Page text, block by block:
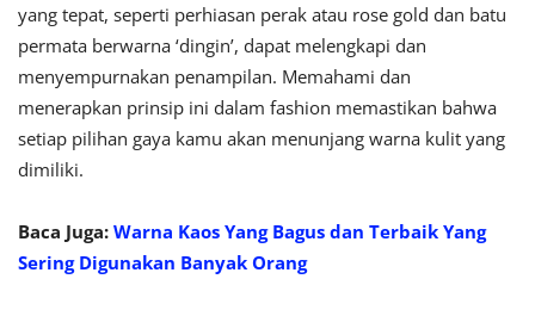
yang tepat, seperti perhiasan perak atau rose gold dan batu
permata berwarna ‘dingin’, dapat melengkapi dan
menyempurnakan penampilan. Memahami dan
menerapkan prinsip ini dalam fashion memastikan bahwa
setiap pilihan gaya kamu akan menunjang warna kulit yang
dimiliki.
Baca Juga: Warna Kaos Yang Bagus dan Terbaik Yang
Sering Digunakan Banyak Orang